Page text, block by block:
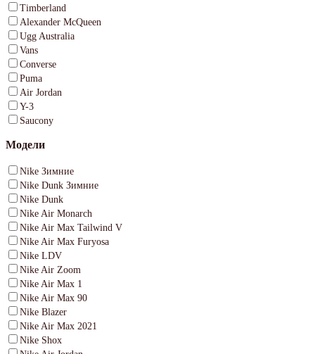
Timberland
Alexander McQueen
Ugg Australia
Vans
Converse
Puma
Air Jordan
Y-3
Saucony
Модели
Nike Зимние
Nike Dunk Зимние
Nike Dunk
Nike Air Monarch
Nike Air Max Tailwind V
Nike Air Max Furyosa
Nike LDV
Nike Air Zoom
Nike Air Max 1
Nike Air Max 90
Nike Blazer
Nike Air Max 2021
Nike Shox